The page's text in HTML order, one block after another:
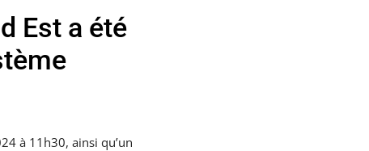
Est a été
à 11h30, ainsi qu’un